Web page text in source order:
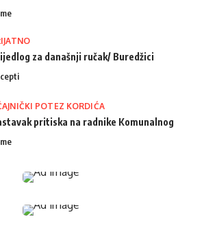
za današnji ručak/ Buredžici
POTEZ KORDIĆA
pritiska na radnike Komunalnog